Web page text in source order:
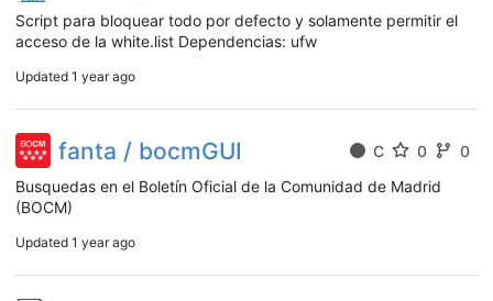
Script para bloquear todo por defecto y solamente permitir el
acceso de la white.list Dependencias: ufw
Updated 1 year ago
fanta / bocmGUI C 0
0
Busquedas en el Boletín Oficial de la Comunidad de Madrid
(BOCM)
Updated 1 year ago